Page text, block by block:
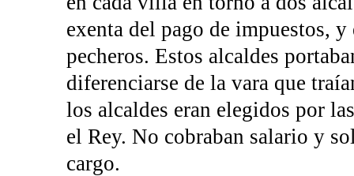
exenta del pago de impuestos,
pecheros. Estos alcaldes
diferenciarse de la vara que
los alcaldes eran elegidos por
el Rey. No cobraban salario y
cargo.